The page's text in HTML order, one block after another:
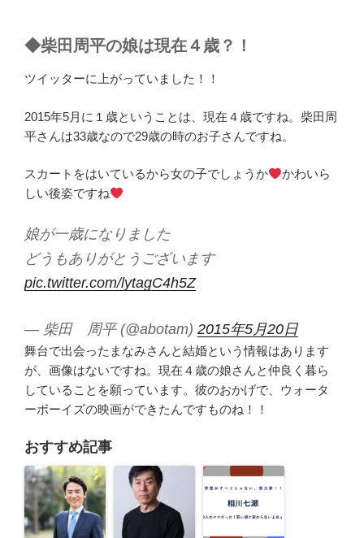
◆柴田周平の娘は現在４歳？！
ツイッターに上がっていました！！
2015年5月に１歳ということは、現在４歳ですね。柴田周
平さんは33歳なので29歳の時のお子さんですね。
スカートをはいているから女の子でしょうか
かわいら
しい後姿ですね
娘が一歳になりました
どうもありがとうございます
pic.twitter.com/lytagC4h5Z
— 柴田 周平 (@abotam) 2015年5月20日
舞台で出会ったまなみさんと結婚という情報はあります
が、画像はないですね。現在４歳の娘さんと仲良く暮ら
していることを願っています。彼のおかげで、ウォータ
ーボーイズの映画ができたんですものね！！
おすすめ記事